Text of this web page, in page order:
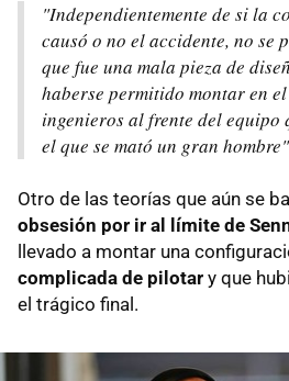
"Independientemente de si la
causó o no el accidente, no se
que fue una mala pieza de
haberse permitido montar en
ingenieros al frente del equipo
el que se mató un gran
Otro de las teorías que aún se
obsesión por ir al límite de
llevado a montar una
complicada de pilotar y que
el trágico final.